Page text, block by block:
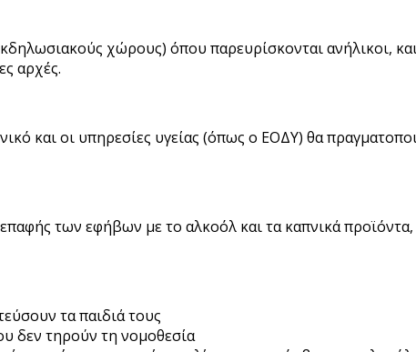
χώρους) όπου παρευρίσκονται ανήλικοι,
αρχές.
και οι υπηρεσίες υγείας (όπως ο ΕΟΔΥ) θα
των εφήβων με το αλκοόλ και τα καπνικά προϊόντα,
τα παιδιά τους
δεν τηρούν τη νομοθεσία